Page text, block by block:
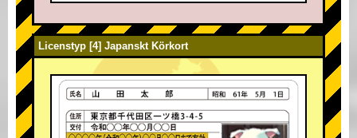
Licenstyp [4] Japanskt Körkort